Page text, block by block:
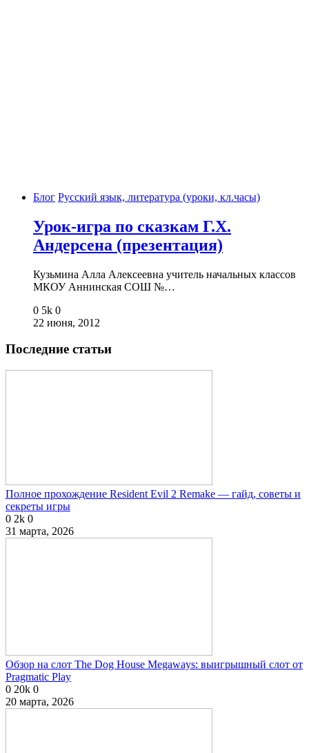
Блог Русский язык, литература (уроки, кл.часы)
Урок-игра по сказкам Г.Х.
Андерсена (презентация)
Кузьмина Алла Алексеевна учитель начальных классов
МКОУ Аннинская СОШ №…
0 5k 0
22 июня, 2012
Последние статьи
Полное прохождение Resident Evil 2 Remake — гайд, советы и
секреты игры
0 2k 0
31 марта, 2026
Обзор на слот The Dog House Megaways: выигрышный слот от
Pragmatic Play
0 20k 0
20 марта, 2026